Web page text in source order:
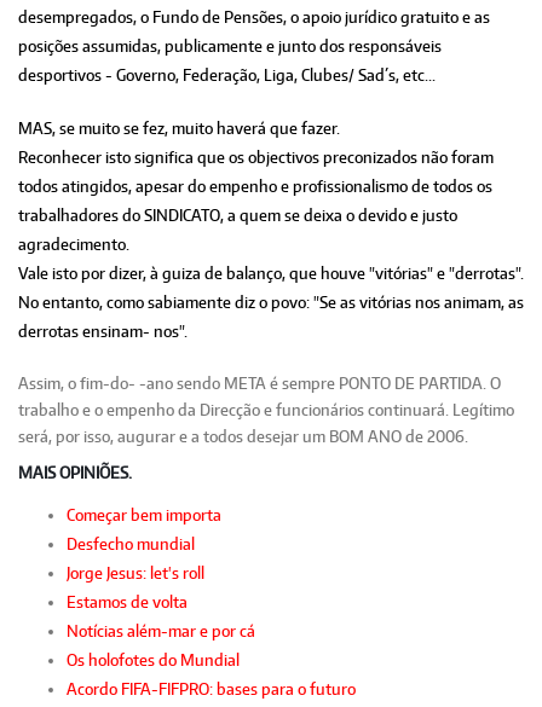
desempregados, o Fundo de Pensões, o apoio jurídico gratuito e as
posições assumidas, publicamente e junto dos responsáveis
desportivos - Governo, Federação, Liga, Clubes/ Sad´s, etc...
MAS, se muito se fez, muito haverá que fazer.
Reconhecer isto significa que os objectivos preconizados não foram
todos atingidos, apesar do empenho e profissionalismo de todos os
trabalhadores do SINDICATO, a quem se deixa o devido e justo
agradecimento.
Vale isto por dizer, à guiza de balanço, que houve "vitórias" e "derrotas".
No entanto, como sabiamente diz o povo: "Se as vitórias nos animam, as
derrotas ensinam- nos".
Assim, o fim-do- -ano sendo META é sempre PONTO DE PARTIDA. O
trabalho e o empenho da Direcção e funcionários continuará. Legítimo
será, por isso, augurar e a todos desejar um BOM ANO de 2006.
MAIS OPINIÕES.
Começar bem importa
Desfecho mundial
Jorge Jesus: let's roll
Estamos de volta
Notícias além-mar e por cá
Os holofotes do Mundial
Acordo FIFA-FIFPRO: bases para o futuro